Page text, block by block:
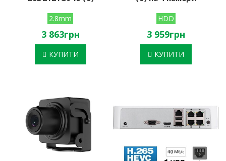
2.8mm
3 863грн
КУПИТИ
HDD
3 959грн
КУПИТИ